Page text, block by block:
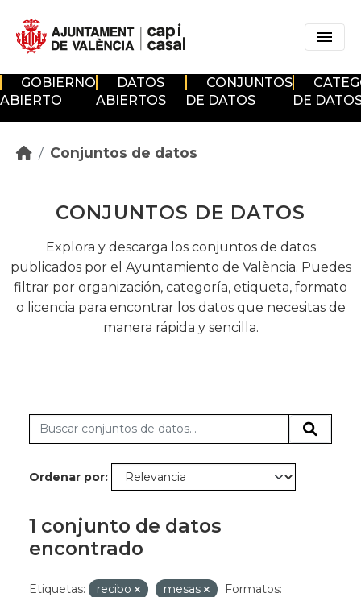
GOBIERNO
ABIERTO
DATOS
ABIERTOS
CONJUNTOS
DE DATOS
DE
Conjuntos de datos
CONJUNTOS DE DATOS
Explora y descarga los conjuntos de datos
publicados por el Ayuntamiento de València. Puedes
filtrar por organización, categoría, etiqueta, formato
o licencia para encontrar los datos que necesitas de
manera rápida y sencilla.
Ordenar por
1 conjunto de datos
encontrado
Etiquetas: recibo mesas
Formatos: